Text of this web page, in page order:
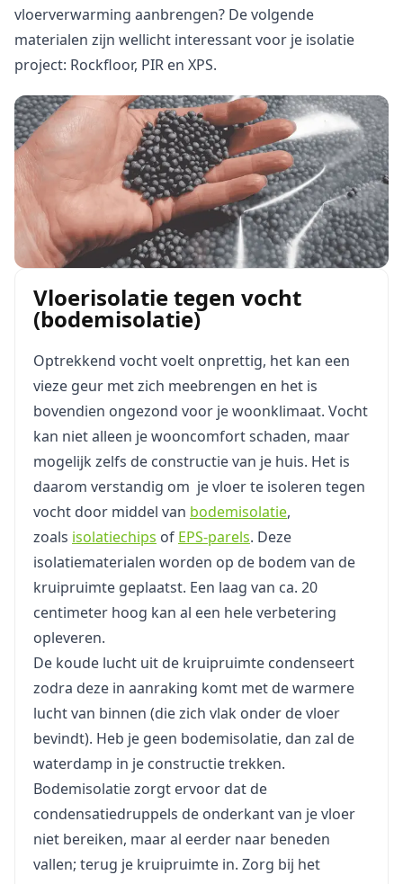
vloerverwarming aanbrengen? De volgende
materialen zijn wellicht interessant voor je isolatie
project: Rockfloor, PIR en XPS.
Vloerisolatie tegen vocht
(bodemisolatie)
Optrekkend vocht voelt onprettig, het kan een
vieze geur met zich meebrengen en het is
bovendien ongezond voor je woonklimaat. Vocht
kan niet alleen je wooncomfort schaden, maar
mogelijk zelfs de constructie van je huis. Het is
daarom verstandig om je vloer te isoleren tegen
vocht door middel van bodemisolatie,
zoals isolatiechips of EPS-parels. Deze
isolatiematerialen worden op de bodem van de
kruipruimte geplaatst. Een laag van ca. 20
centimeter hoog kan al een hele verbetering
opleveren.
De koude lucht uit de kruipruimte condenseert
zodra deze in aanraking komt met de warmere
lucht van binnen (die zich vlak onder de vloer
bevindt). Heb je geen bodemisolatie, dan zal de
waterdamp in je constructie trekken.
Bodemisolatie zorgt ervoor dat de
condensatiedruppels de onderkant van je vloer
niet bereiken, maar al eerder naar beneden
vallen; terug je kruipruimte in. Zorg bij het